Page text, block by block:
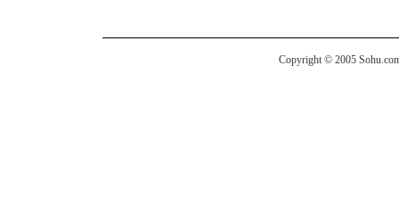
Copyright © 2005